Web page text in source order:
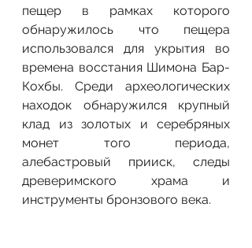
пещер в рамках которого
обнаружилось что пещера
использовался для укрытия во
времена восстания Шимона Бар-
Кохбы. Среди археологических
находок обнаружился крупный
клад из золотых и серебряных
монет того периода,
алебастровый прииск, следы
древеримского храма и
инструменты бронзового века.